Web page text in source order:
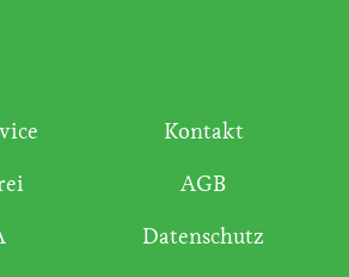
Kontakt
AGB
Datenschutz